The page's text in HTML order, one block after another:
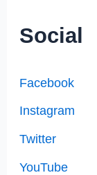
Social
Facebook
Instagram
Twitter
YouTube